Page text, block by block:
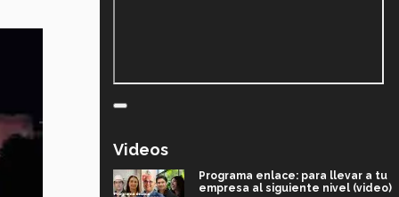
Videos
Programa enlace: para llevar a tu
empresa al siguiente nivel (video)